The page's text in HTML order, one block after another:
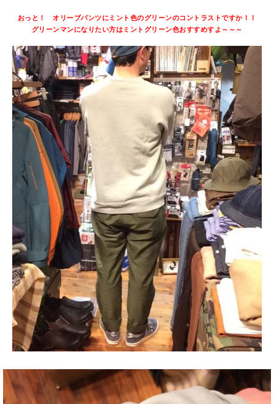
おっと！ オリーブパンツにミント色のグリーンのコントラストですか！！
グリーンマンになりたい方はミントグリーン色おすすめすよ～～～